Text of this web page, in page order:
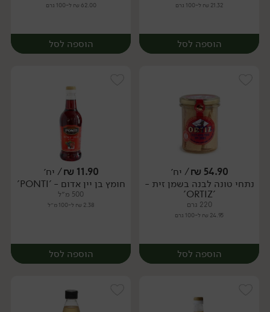
21.32 ₪ ל-100 גרם
הוספה לסל
יח׳
62.00 ₪ ל-100 גרם
הוספה לסל
יח׳
54.90
₪/ יח׳
נתחי טונה לבנה בשמן זית -
'ORTIZ'
220 גרם
24.95 ₪ ל-100 גרם
הוספה לסל
11.90
₪/ יח׳
חומץ בן יין אדום - 'PONTI'
500 מ״ל
2.38 ₪ ל-100 מ״ל
הוספה לסל